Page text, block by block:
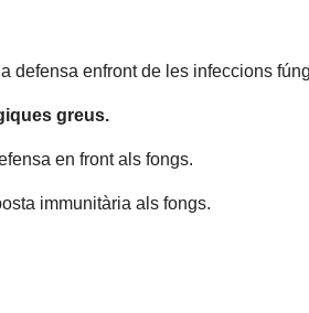
defensa enfront de les infeccions
greus.
en front als fongs.
immunitària als fongs.